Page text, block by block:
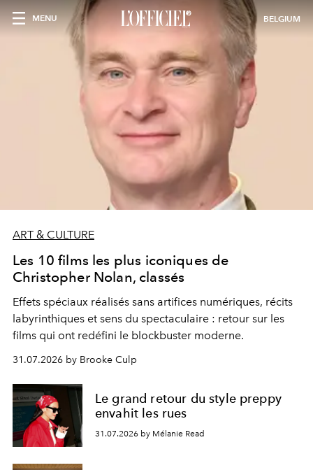
MENU BELGIUM
ART & CULTURE
Les 10 films les plus iconiques de
Christopher Nolan, classés
Effets spéciaux réalisés sans artifices numériques, récits
labyrinthiques et sens du spectaculaire : retour sur les
films qui ont redéfini le blockbuster moderne.
31.07.2026 by Brooke Culp
Le grand retour du style preppy
envahit les rues
31.07.2026 by Mélanie Read